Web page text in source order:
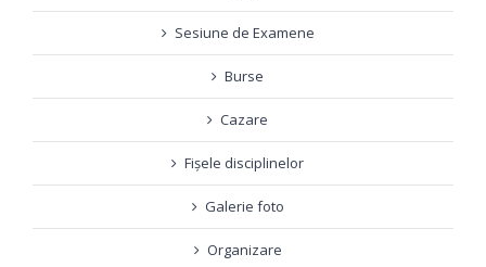
Sesiune de Examene
Burse
Cazare
Fișele disciplinelor
Galerie foto
Organizare